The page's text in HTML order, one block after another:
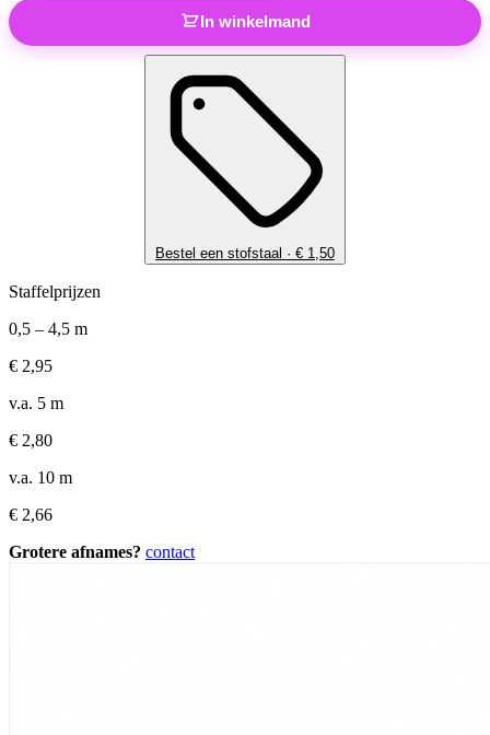
In winkelmand
Bestel een stofstaal · € 1,50
Staffelprijzen
0,5 – 4,5 m
€ 2,95
v.a. 5 m
€ 2,80
v.a. 10 m
€ 2,66
Grotere afnames? contact